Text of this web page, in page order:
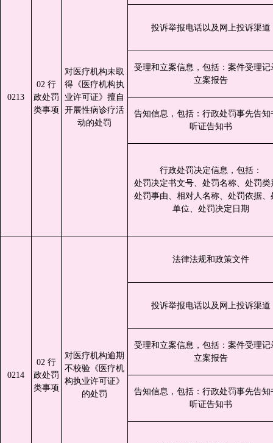
0213
02 行
政处罚
类事项
对医疗机构未取
得《医疗机构执
业许可证》擅自
开展性病诊疗活
动的处罚
投诉举报电话以及网上投诉渠道
受理和立案信息，包括：案件受理记
立案报告
告知信息，包括：行政处罚事先告知
听证告知书
行政处罚决定信息，包括：
处罚决定书文号、处罚名称、处罚类
处罚事由、相对人名称、处罚依据、
单位、处罚决定日期
0214
02 行
政处罚
类事项
对医疗机构逾期
不校验《医疗机
构执业许可证》
的处罚
法律法规和政策文件
投诉举报电话以及网上投诉渠道
受理和立案信息，包括：案件受理记
立案报告
告知信息，包括：行政处罚事先告知
听证告知书